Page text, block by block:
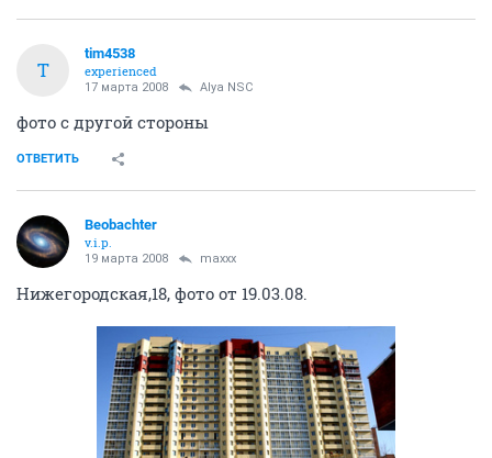
T
tim4538
experienced
17 марта 2008 Alya NSC
фото с другой стороны
ОТВЕТИТЬ
Beobachter
v.i.p.
19 марта 2008 maxxx
Нижегородская,18, фото от 19.03.08.